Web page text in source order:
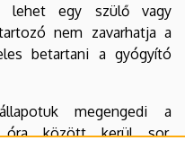
lehet egy szülő vagy
nem zavarhatja a
betartani a gyógyító
megengedi a
óra között kerül sor.